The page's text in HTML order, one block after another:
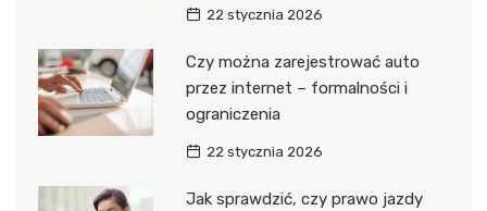
22 stycznia 2026
Czy można zarejestrować auto
przez internet – formalności i
ograniczenia
22 stycznia 2026
Jak sprawdzić, czy prawo jazdy